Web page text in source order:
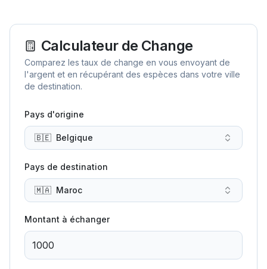
Calculateur de Change
Comparez les taux de change en vous envoyant de
l'argent et en récupérant des espèces dans votre ville
de destination.
Pays d'origine
🇧🇪 Belgique
Pays de destination
🇲🇦 Maroc
Montant à échanger